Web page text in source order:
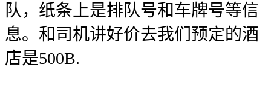
队，纸条上是排队号和车牌号等信
息。和司机讲好价去我们预定的酒
店是500B.